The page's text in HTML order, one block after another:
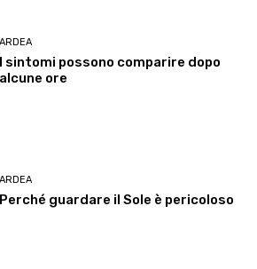
ARDEA
I sintomi possono comparire dopo
alcune ore
ARDEA
Perché guardare il Sole è pericoloso